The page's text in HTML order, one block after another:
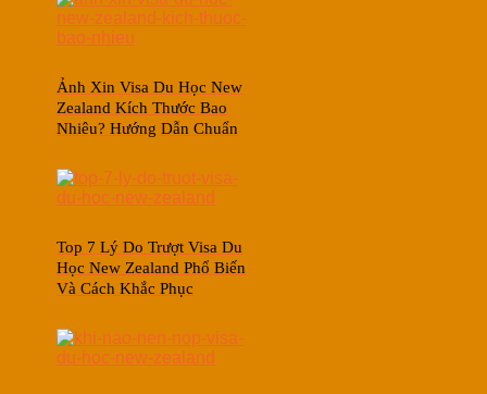
Ảnh Xin Visa Du Học New
Zealand Kích Thước Bao
Nhiêu? Hướng Dẫn Chuẩn
Top 7 Lý Do Trượt Visa Du
Học New Zealand Phổ Biến
Và Cách Khắc Phục